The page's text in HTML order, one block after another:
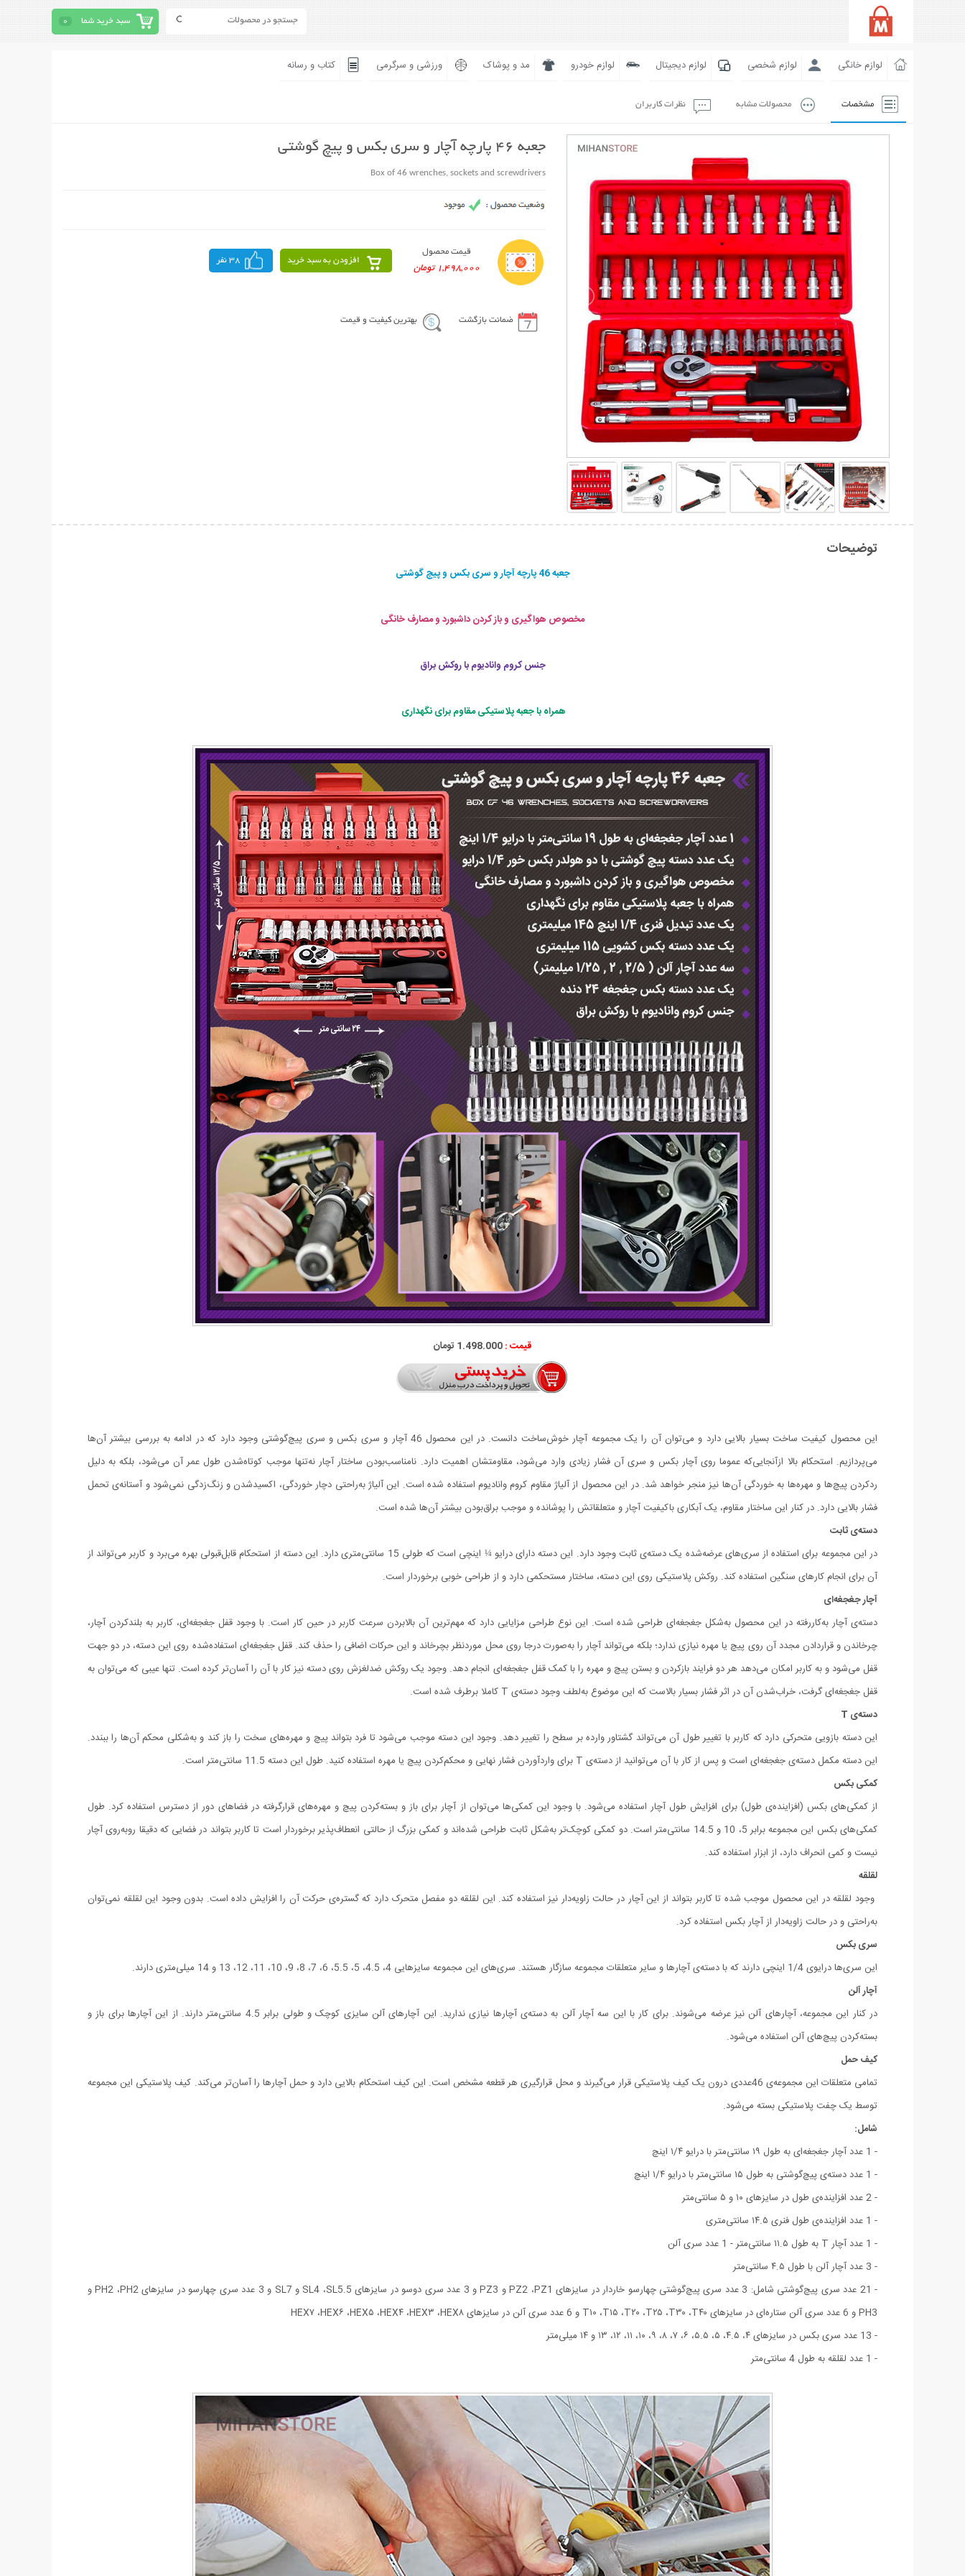
سبد خرید شما 0
لوازم خانگی لوازم شخصی لوازم دیجیتال لوازم خودرو مد و پوشاک ورزشی و سرگرمی کتاب و رسانه
مشخصات محصولات مشابه نظرات کاربران
جعبه 46 پارچه آچار و سری بکس و پیچ گوشتی
Box of 46 wrenches, sockets and screwdrivers
قیمت محصول
1,498,000 تومان
افزودن به سبد خرید 38 نفر
ضمانت بازگشت بهترین کیفیت و قیمت
توضیحات
جعبه 46 پارچه آچار و سری بکس و پیچ گوشتی
مخصوص هواگیری و باز کردن داشبورد و مصارف خانگی
جنس کروم وانادیوم با روکش براق
همراه با جعبه پلاستیکی مقاوم برای نگهداری
قیمت :1.498.000 تومان
این محصول کیفیت ساخت بسیار بالایی دارد و می‌توان آن را یک مجموعه‌ آچار خوش‌ساخت دانست. در این محصول 46 آچار و سری بکس و سری پیچ‌گوشتی وجود دارد که در ادامه به بررسی بیشتر آن‌ها
می‌پردازیم. استحکام بالا ازآنجایی‌که عموما روی آچار بکس و سری آن فشار زیادی وارد می‌شود، مقاومتشان اهمیت دارد. نامناسب‌بودن ساختار آچار نه‌تنها موجب کوتاه‌شدن طول عمر آن می‌شود، بلکه به دلیل
ردکردن پیچ‌ها و مهره‌ها به خوردگی آن‌ها نیز منجر خواهد شد. در این محصول از آلیاژ مقاوم کروم وانادیوم استفاده شده است. این آلیاژ به‌راحتی دچار خوردگی، اکسیدشدن و زنگ‌زدگی نمی‌شود و آستانه‌ی تحمل
فشار بالایی دارد. در کنار این ساختار مقاوم، یک آبکاری باکیفیت آچار و متعلقاتش را پوشانده و موجب براق‌بودن بیشتر آن‌ها شده است.
دسته‌ی ثابت
در این مجموعه برای استفاده از سری‌های عرضه‌شده یک دسته‌ی ثابت وجود دارد. این دسته دارای درایو ¼ اینچی است که طولی 15 سانتی‌متری دارد. این دسته از استحکام قابل‌قبولی بهره می‌برد و کاربر می‌تواند از
آن برای انجام کارهای سنگین استفاده کند. روکش پلاستیکی روی این دسته، ساختار مستحکمی دارد و از طراحی خوبی برخوردار است.
آچار جغجغه‌ای
دسته‌ی آچار به‌کاررفته در این محصول به‌شکل جغجغه‌ای طراحی شده است. این نوع طراحی مزایایی دارد که مهم‌ترین آن بالابردن سرعت کاربر در حین کار است. با وجود قفل جغجغه‌ای، کاربر به بلندکردن آچار،
چرخاندن و قراردادن مجدد آن روی پیچ یا مهره نیازی ندارد؛ بلکه می‌تواند آچار را به‌صورت درجا روی محل موردنظر بچرخاند و این حرکات اضافی را حذف کند. قفل جغجغه‌ای استفاده‌شده روی این دسته، در دو جهت
قفل می‌شود و به کاربر امکان می‌دهد هر دو فرایند بازکردن و بستن پیچ و مهره را با کمک قفل جغجغه‌ای انجام دهد. وجود یک روکش ضدلغزش روی دسته نیز کار با آن را آسان‌تر کرده است. تنها عیبی که می‌توان به
قفل جغجغه‌ای گرفت، خراب‌شدن آن در اثر فشار بسیار بالاست که این موضوع به‌لطف وجود دسته‌ی T کاملا برطرف شده است.
دسته‌ی T
این دسته بازویی متحرکی دارد که کاربر با تغییر طول آن می‌تواند گشتاور وارده بر سطح را تغییر دهد. وجود این دسته موجب می‌شود تا فرد بتواند پیچ و مهره‌های سخت را باز کند و به‌شکلی محکم آن‌ها را ببندد.
این دسته مکمل دسته‌ی جغجغه‌ای است و پس از کار با آن می‌توانید از دسته‌ی T برای واردآوردن فشار نهایی و محکم‌کردن پیچ یا مهره استفاده کنید. طول این دسته 11.5 سانتی‌متر است.
کمکی بکس
از کمکی‌های بکس (افزاینده‌ی طول) برای افزایش طول آچار استفاده می‌شود. با وجود این کمکی‌ها می‌توان از آچار برای باز و بسته‌کردن پیچ و مهره‌های قرارگرفته در فضاهای دور از دسترس استفاده کرد. طول
کمکی‌های بکس این مجموعه برابر 5، 10 و 14.5 سانتی‌متر است. دو کمکی کوچک‌تر به‌شکل ثابت طراحی شده‌اند و کمکی بزرگ از حالتی انعطاف‌پذیر برخوردار است تا کاربر بتواند در فضایی که دقیقا روبه‌روی آچار
نیست و کمی انحراف دارد، از ابزار استفاده کند.
لقلقه
وجود لقلقه در این محصول موجب شده تا کاربر بتواند از این آچار در حالت زاویه‌دار نیز استفاده کند. این لقلقه دو مفصل متحرک دارد که گستره‌ی حرکت آن را افزایش داده است. بدون وجود این لقلقه نمی‌توان
به‌راحتی و در حالت زاویه‌دار از آچار بکس استفاده کرد.
سری بکس
این سری‌ها درایوی 1/4 اینچی دارند که با دسته‌ی آچارها و سایر متعلقات مجموعه سازگار هستند. سری‌های این مجموعه سایزهایی 4، 4.5، 5، 5.5، 6، 7، 8، 9، 10، 11، 12، 13 و 14 میلی‌متری دارند.
آچار آلن
در کنار این مجموعه، آچارهای آلن نیز عرضه می‌شوند. برای کار با این سه آچار آلن به دسته‌ی آچارها نیازی ندارید. این آچارهای آلن سایزی کوچک و طولی برابر 4.5 سانتی‌متر دارند. از این آچارها برای باز و
بسته‌‎کردن پیچ‌های آلن استفاده می‌شود.
کیف حمل
تمامی متعلقات این مجموعه‌ی 46عددی درون یک کیف پلاستیکی قرار می‌گیرند و محل قرارگیری هر قطعه مشخص است. این کیف استحکام بالایی دارد و حمل آچارها را آسان‌تر می‌کند. کیف پلاستیکی این مجموعه
توسط یک چفت پلاستیکی بسته می‌شود.
شامل:
- 1 عدد آچار جغجغه‌ای به طول ۱۹ سانتی‌‎متر با درایو ۱/۴ اینچ
- 1 عدد دسته‌ی پیچ‌گوشتی به طول ۱۵ سانتی‌متر با درایو ۱/۴ اینچ
- 2 عدد افزاینده‌ی طول در سایزهای ۱۰ و ۵ سانتی‌متر
- 1 عدد افزاینده‌ی طول فنری ۱۴.۵ سانتی‌متری
- 1 عدد آچار T به طول ۱۱.۵ سانتی‌متر - 1 عدد سری آلن
- 3 عدد آچار آلن با طول ۴.۵ سانتی‌متر
- 21 عدد سری پیچ‌گوشتی شامل: 3 عدد سری پیچ‌گوشتی چهارسو خاردار در سایزهای PZ2 ،PZ1 و PZ3 و 3 عدد سری دوسو در سایزهای SL4 ،SL5.5 و SL7 و 3 عدد سری چهارسو در سایزهای PH2 ،PH2 و
PH3 و 6 عدد سری آلن ستاره‌ای در سایزهای T۱۰ ،T۱۵ ،T۲۰ ،T۲۵ ،T۳۰ ،T۴۰ و 6 عدد سری آلن در سایزهای HEX۷ ،HEX۶ ،HEX۵ ،HEX۴ ،HEX۳ ،HEX۸
- 13 عدد سری بکس در سایزهای ۴، ۴.۵، ۵، ۵.۵، ۶، ۷، ۸، ۹، ۱۰، ۱۱، ۱۲، ۱۳ و ۱۴ میلی‌متر
- 1 عدد لقلقه به طول 4 سانتی‌متر